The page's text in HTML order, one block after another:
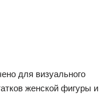
для визуального
женской фигуры и